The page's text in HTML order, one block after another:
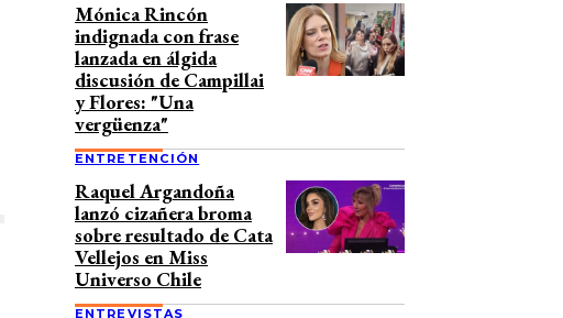
Mónica Rincón
indignada con frase
lanzada en álgida
discusión de Campillai
y Flores: "Una
vergüenza"
ENTRETENCIÓN
Raquel Argandoña
lanzó cizañera broma
sobre resultado de Cata
Vellejos en Miss
Universo Chile
ENTREVISTAS